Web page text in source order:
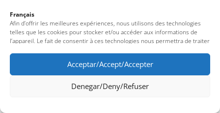
Français
Afin d’offrir les meilleures expériences, nous utilisons des technologies
telles que les cookies pour stocker et/ou accéder aux informations de
l’appareil. Le fait de consentir à ces technologies nous permettra de traiter
uniques sur ce site. Le fait de ne pas consentir ou de retirer son
consentement peut avoir un effet négatif sur certaines fonctionnalités et
caractéristiques du site.
Acceptar/Accept/Accepter
Denegar/Deny/Refuser